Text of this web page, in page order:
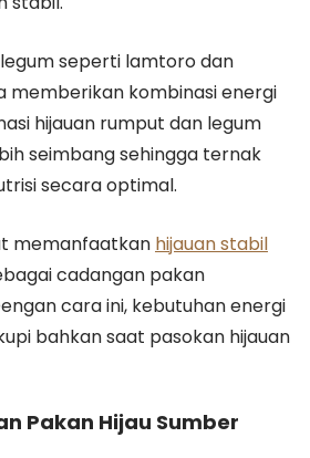
seperti lamtoro dan
memberikan kombinasi energi
hijauan rumput dan legum
seimbang sehingga ternak
secara optimal.
memanfaatkan hijauan stabil
cadangan pakan
cara ini, kebutuhan energi
bahkan saat pasokan hijauan
Pakan Hijau Sumber